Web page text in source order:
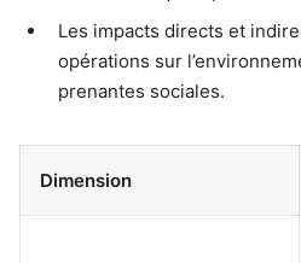
Les impacts directs et
opérations sur
prenantes sociales.
Dimension